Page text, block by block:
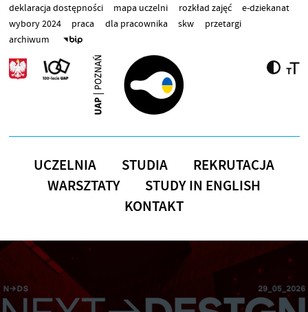
Przejdź do treści
deklaracja dostępności mapa uczelni rozkład zajęć
e-dziekanat
wybory 2024
praca dla pracownika skw
przetargi
archiwum
UCZELNIA STUDIA
REKRUTACJA
WARSZTATY
STUDY IN ENGLISH
KONTAKT